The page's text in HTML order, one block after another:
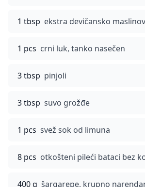
1 tbsp ekstra devičansko
1 pcs crni luk, tanko nasečen
3 tbsp pinjoli
3 tbsp suvo grožđe
1 pcs svež sok od limuna
8 pcs otkošteni pileći bataci bez
400 g šargarepe, krupno